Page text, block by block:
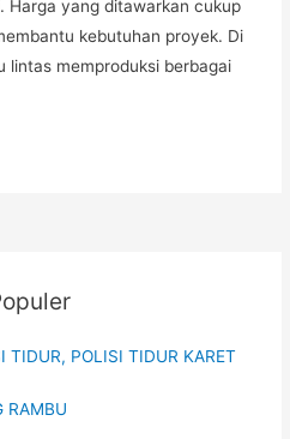
Harga yang ditawarkan cukup
kebutuhan proyek. Di
lintas memproduksi berbagai
TIDUR, POLISI TIDUR KARET
RAMBU